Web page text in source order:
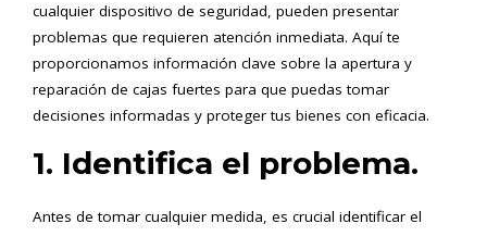
cualquier dispositivo de seguridad, pueden presentar
problemas que requieren atención inmediata. Aquí te
proporcionamos información clave sobre la apertura y
reparación de cajas fuertes para que puedas tomar
decisiones informadas y proteger tus bienes con eficacia.
1. Identifica el problema.
Antes de tomar cualquier medida, es crucial identificar el